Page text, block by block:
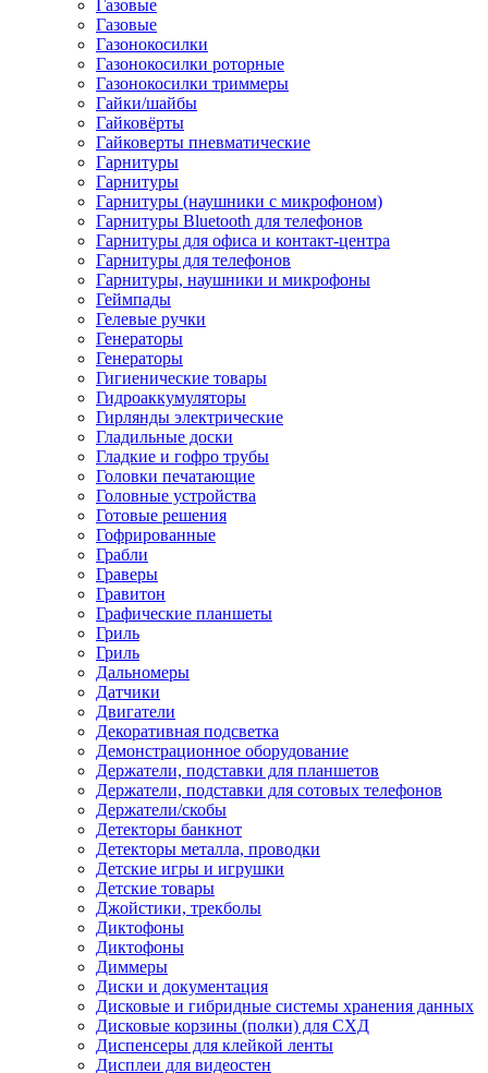
Газовые
Газовые
Газонокосилки
Газонокосилки роторные
Газонокосилки триммеры
Гайки/шайбы
Гайковёрты
Гайковерты пневматические
Гарнитуры
Гарнитуры
Гарнитуры (наушники с микрофоном)
Гарнитуры Bluetooth для телефонов
Гарнитуры для офиса и контакт-центра
Гарнитуры для телефонов
Гарнитуры, наушники и микрофоны
Геймпады
Гелевые ручки
Генераторы
Генераторы
Гигиенические товары
Гидроаккумуляторы
Гирлянды электрические
Гладильные доски
Гладкие и гофро трубы
Головки печатающие
Головные устройства
Готовые решения
Гофрированные
Грабли
Граверы
Гравитон
Графические планшеты
Гриль
Гриль
Дальномеры
Датчики
Двигатели
Декоративная подсветка
Демонстрационное оборудование
Держатели, подставки для планшетов
Держатели, подставки для сотовых телефонов
Держатели/скобы
Детекторы банкнот
Детекторы металла, проводки
Детские игры и игрушки
Детские товары
Джойстики, трекболы
Диктофоны
Диктофоны
Диммеры
Диски и документация
Дисковые и гибридные системы хранения данных
Дисковые корзины (полки) для СХД
Диспенсеры для клейкой ленты
Дисплеи для видеостен